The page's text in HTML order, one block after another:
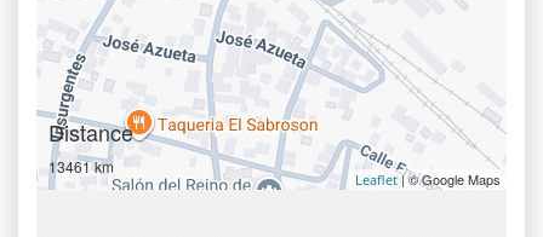
Distance
13461 km
Leaflet| © Google Maps